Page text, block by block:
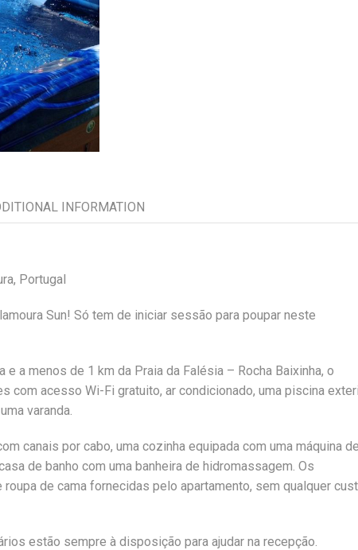
INFORMATION
Portugal
Sun! Só tem de iniciar sessão para poupar neste
a menos de 1 km da Praia da Falésia – Rocha Baixinha, o
com acesso Wi-Fi gratuito, ar condicionado, uma piscina
varanda.
canais por cabo, uma cozinha equipada com uma máquina de
de banho com uma banheira de hidromassagem. Os
de cama fornecidas pelo apartamento, sem qualquer
estão sempre à disposição para ajudar na recepção.